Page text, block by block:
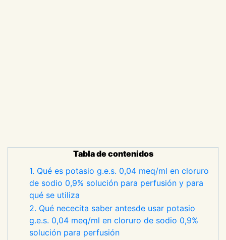
Tabla de contenidos
1. Qué es potasio g.e.s. 0,04 meq/ml en cloruro
de sodio 0,9% solución para perfusión y para
qué se utiliza
2. Qué nececita saber antesde usar potasio
g.e.s. 0,04 meq/ml en cloruro de sodio 0,9%
solución para perfusión